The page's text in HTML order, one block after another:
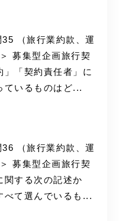
（旅行業約款、運
募集型企画旅行契
「契約責任者」に
ているものはど...
（旅行業約款、運
募集型企画旅行契
関する次の記述か
べて選んでいるも...